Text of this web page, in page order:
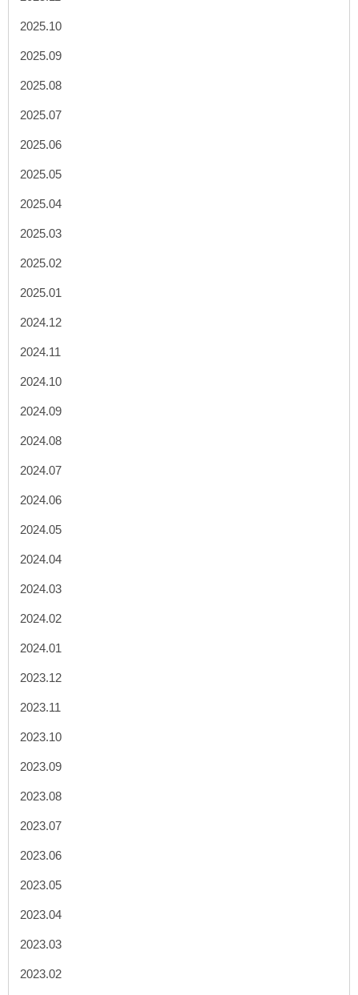
2025.10
2025.09
2025.08
2025.07
2025.06
2025.05
2025.04
2025.03
2025.02
2025.01
2024.12
2024.11
2024.10
2024.09
2024.08
2024.07
2024.06
2024.05
2024.04
2024.03
2024.02
2024.01
2023.12
2023.11
2023.10
2023.09
2023.08
2023.07
2023.06
2023.05
2023.04
2023.03
2023.02